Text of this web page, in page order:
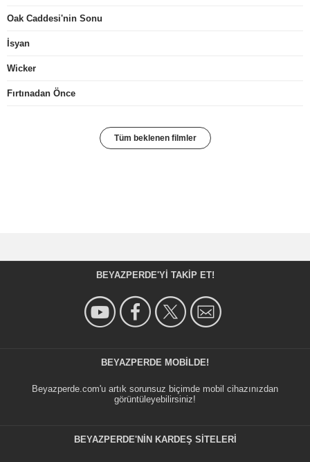
Oak Caddesi'nin Sonu
İsyan
Wicker
Fırtınadan Önce
Tüm beklenen filmler
BEYAZPERDE'YI TAKIP ET!
BEYAZPERDE MOBILDE!
Beyazperde.com'u artık sorunsuz biçimde mobil cihazınızdan
görüntüleyebilirsiniz!
BEYAZPERDE'NIN KARDEŞ SİTELERİ